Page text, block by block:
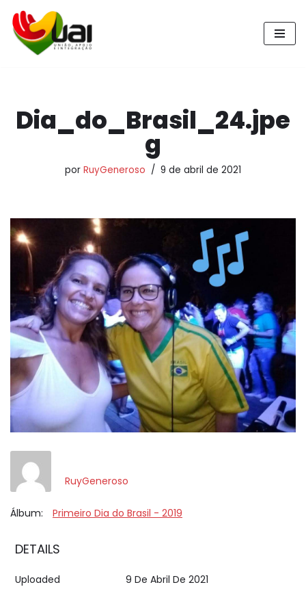
Pular
para
Dia_do_Brasil_24.jpe
g
por RuyGeneroso 9 de abril de 2021
RuyGeneroso
Álbum: Primeiro Dia do Brasil - 2019
DETAILS
Uploaded 9 De Abril De 2021